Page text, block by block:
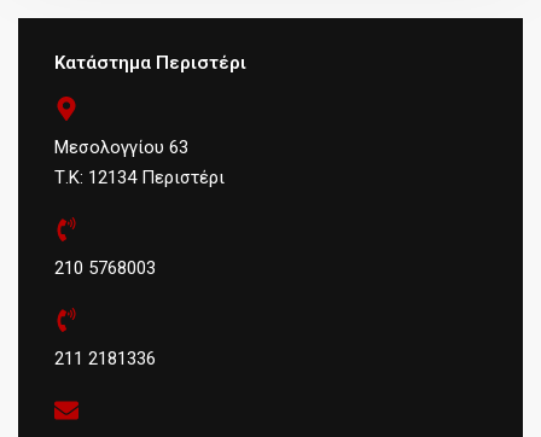
Κατάστημα Περιστέρι
Μεσολογγίου 63
Τ.Κ: 12134 Περιστέρι
210 5768003
211 2181336